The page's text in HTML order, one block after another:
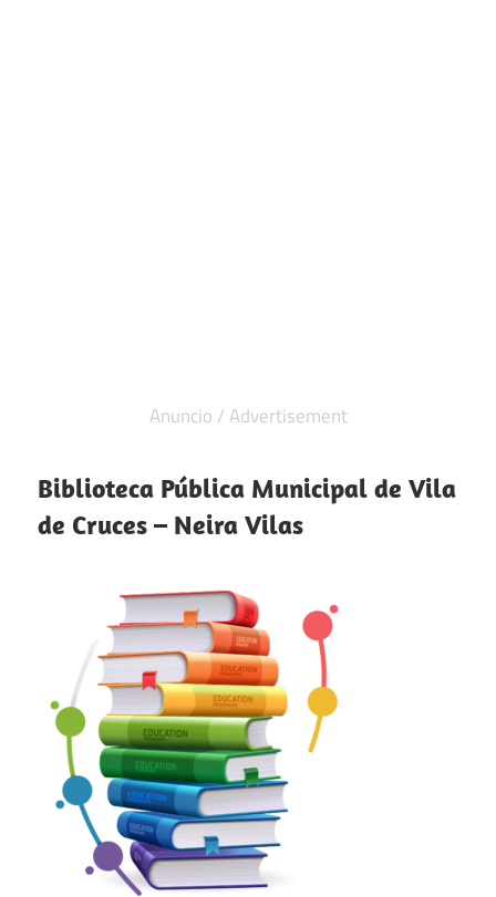
Biblioteca Pública Municipal de Vila
de Cruces – Neira Vilas